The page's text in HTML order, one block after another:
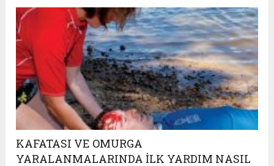
KAFATASI VE OMURGA
YARALANMALARINDA İLK YARDIM NASIL